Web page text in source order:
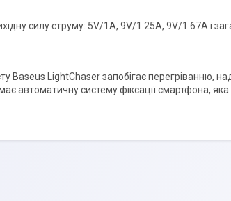
силу струму: 5V/1A, 9V/1.25A, 9V/1.67A.і
Baseus LightChaser запобігає перегріванню,
автоматичну систему фіксації смартфона, яка